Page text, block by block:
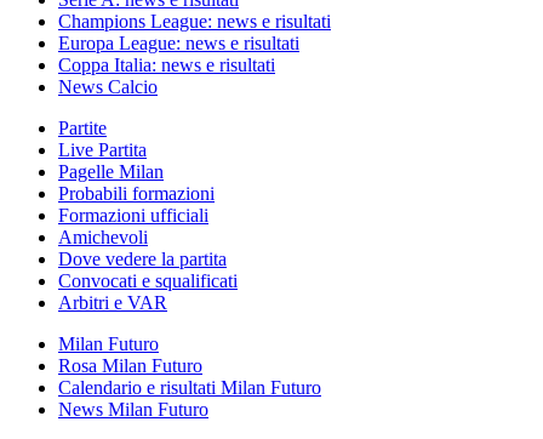
Champions League: news e risultati
Europa League: news e risultati
Coppa Italia: news e risultati
News Calcio
Partite
Live Partita
Pagelle Milan
Probabili formazioni
Formazioni ufficiali
Amichevoli
Dove vedere la partita
Convocati e squalificati
Arbitri e VAR
Milan Futuro
Rosa Milan Futuro
Calendario e risultati Milan Futuro
News Milan Futuro